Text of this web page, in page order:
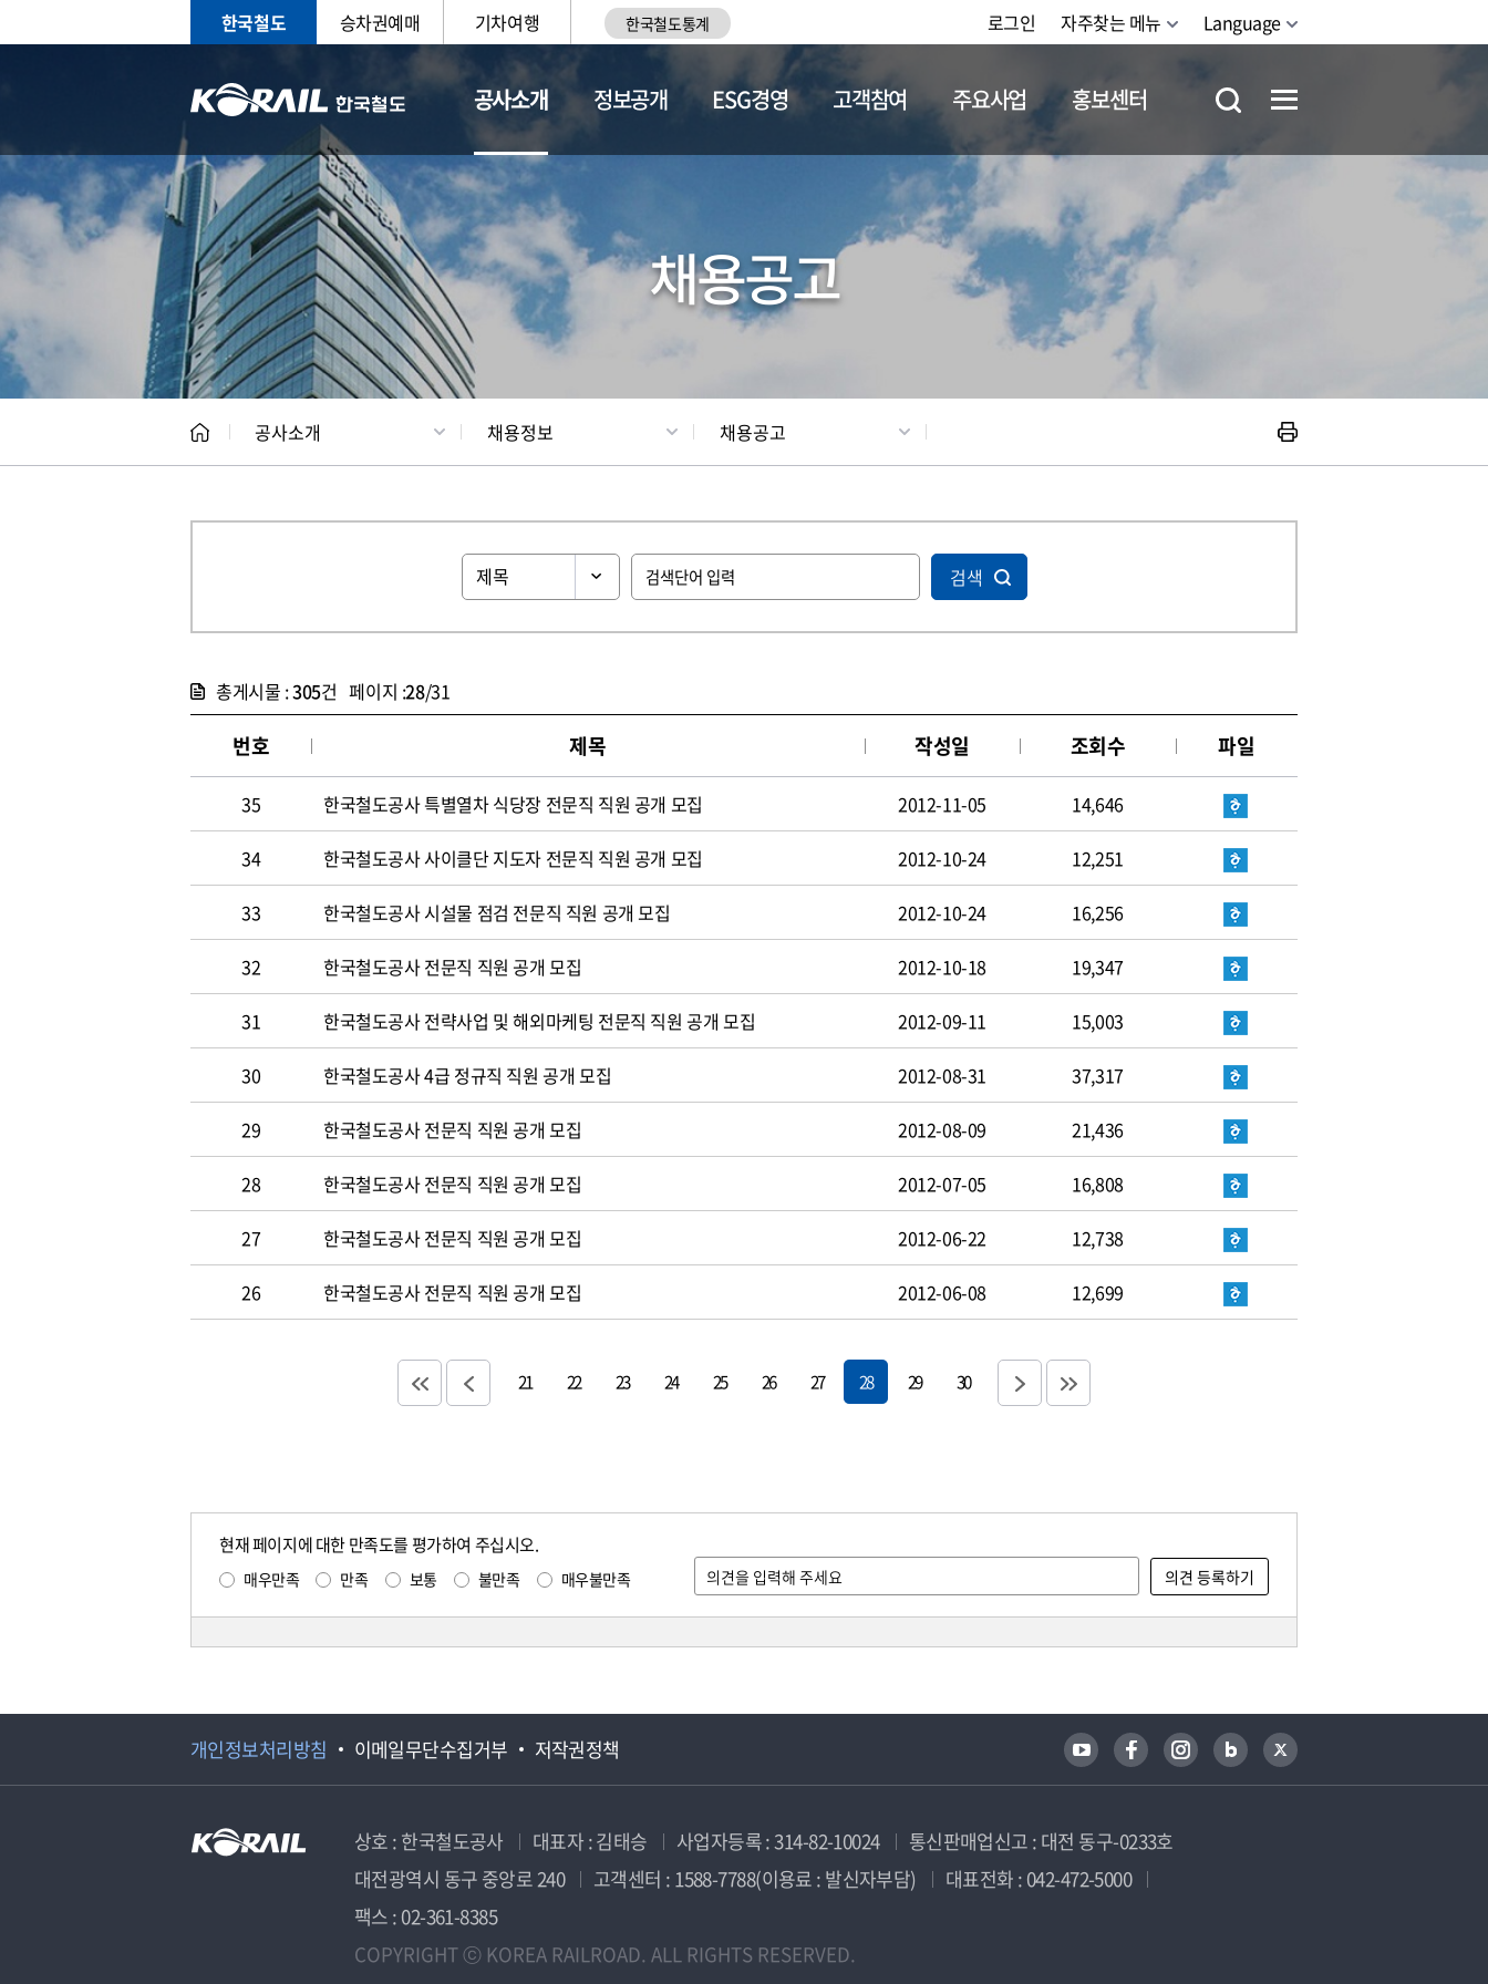
한국철도 승차권예매 기차여행 한국철도통계 로그인 자주찾는 메뉴 Language
공사소개
CEO 일반현황 채용정보
정보공개 ESG경영 고객참여 주요사업 홍보센터
채용공고
공사소개 채용정보 채용공고
검색
총게시물 :305건 페이지 :28/31
번호 제목 작성일 조회수 파일
35 한국철도공사 특별열차 식당장 전문직 직원 공개 모집 2012-11-05 14,646
34 한국철도공사 사이클단 지도자 전문직 직원 공개 모집 2012-10-24 12,251
33 한국철도공사 시설물 점검 전문직 직원 공개 모집 2012-10-24 16,256
32 한국철도공사 전문직 직원 공개 모집 2012-10-18 19,347
31 한국철도공사 전략사업 및 해외마케팅 전문직 직원 공개 모집 2012-09-11 15,003
30 한국철도공사 4급 정규직 직원 공개 모집 2012-08-31 37,317
29 한국철도공사 전문직 직원 공개 모집 2012-08-09 21,436
28 한국철도공사 전문직 직원 공개 모집 2012-07-05 16,808
27 한국철도공사 전문직 직원 공개 모집 2012-06-22 12,738
26 한국철도공사 전문직 직원 공개 모집 2012-06-08 12,699
21 22 23 24 25 26 27 28 29 30
현재 페이지에 대한 만족도를 평가하여 주십시오.
매우만족 만족 보통 불만족 매우불만족
개인정보처리방침 이메일무단수집거부 저작권정책
상호 : 한국철도공사 대표자 : 김태승 사업자등록 : 314-82-10024
통신판매업신고 : 대전 동구-0233호
대전광역시 동구 중앙로 240
고객센터 : 1588-7788(이용료 : 발신자부담)
대표전화 : 042-472-5000
팩스 : 02-361-8385
COPYRIGHT ⓒ KOREA RAILROAD. ALL RIGHTS RESERVED.